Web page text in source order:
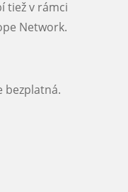
tiež v rámci
Network.
bezplatná.